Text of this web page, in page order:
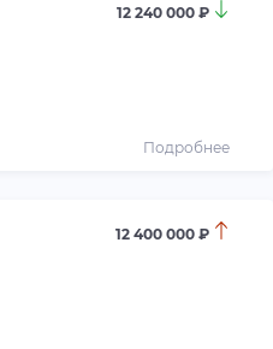
12 240 000 ₽
Подробнее
12 400 000 ₽